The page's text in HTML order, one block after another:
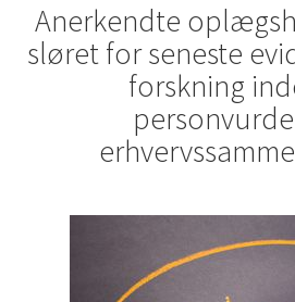
Anerkendte
sløret for seneste
forskning